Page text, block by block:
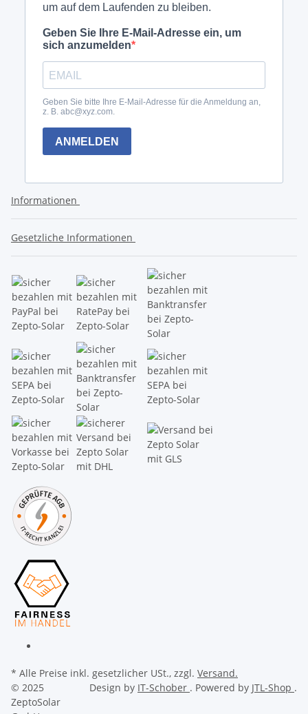
Informationen
Gesetzliche Informationen
* Alle Preise inkl. gesetzlicher USt., zzgl. Versand.
© 2025
ZeptoSolar
Design by IT-Schober . Powered by JTL-Shop .